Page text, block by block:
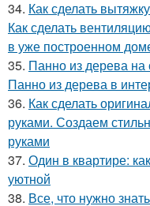
34. Как сделать
Как сделать
в уже построенном
35. Панно из дерева на
Панно из дерева в
36. Как сделать
руками. Создаем
руками
37. Один в квартире:
уютной
38. Все, что нужно